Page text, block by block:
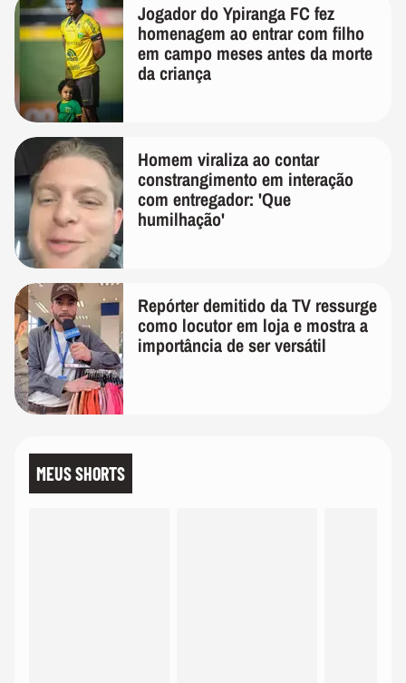
Jogador do Ypiranga FC fez
homenagem ao entrar com filho
em campo meses antes da morte
da criança
Homem viraliza ao contar
constrangimento em interação
com entregador: 'Que
humilhação'
Repórter demitido da TV ressurge
como locutor em loja e mostra a
importância de ser versátil
MEUS SHORTS